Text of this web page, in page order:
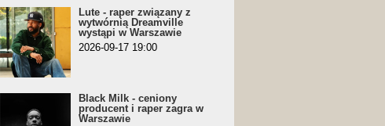
Lute - raper związany z
wytwórnią Dreamville
wystąpi w Warszawie
2026-09-17 19:00
Black Milk - ceniony
producent i raper zagra w
Warszawie